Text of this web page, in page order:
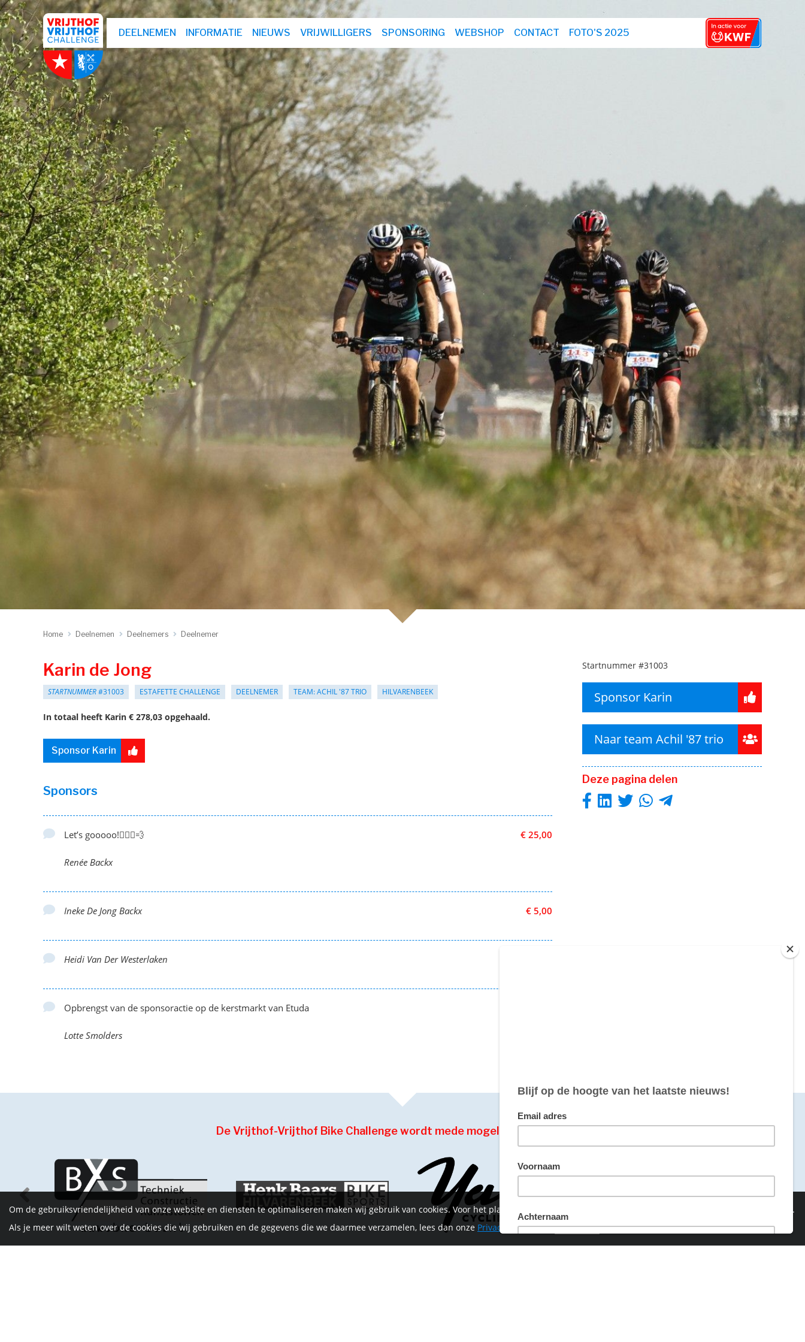
DEELNEMEN INFORMATIE NIEUWS VRIJWILLIGERS SPONSORING WEBSHOP CONTACT FOTO'S 2025
Home Deelnemen Deelnemers Deelnemer
Karin de Jong
STARTNUMMER#31003 ESTAFETTE CHALLENGE DEELNEMER TEAM: ACHIL '87 TRIO HILVARENBEEK
In totaal heeft Karin € 278,03 opgehaald.
Sponsor Karin
Startnummer #31003
Sponsor Karin
Naar team Achil '87 trio
Deze pagina delen
Sponsors
€ 25,00
Let’s gooooo!🏃🏼‍♀️💨
Renée Backx
€ 5,00
Ineke De Jong Backx
Heidi Van Der Westerlaken
Opbrengst van de sponsoractie op de kerstmarkt van Etuda
Lotte Smolders
De Vrijthof-Vrijthof Bike Challenge wordt mede mogelijk gemaakt door
Om de gebruiksvriendelijkheid van onze website en diensten te optimaliseren maken wij gebruik van cookies. Voor het plaatsen van sommige cookies hebben we echter wel je toestemming nodig.
Als je meer wilt weten over de cookies die wij gebruiken en de gegevens die we daarmee verzamelen, lees dan onze Privacyverklaring Akkoord